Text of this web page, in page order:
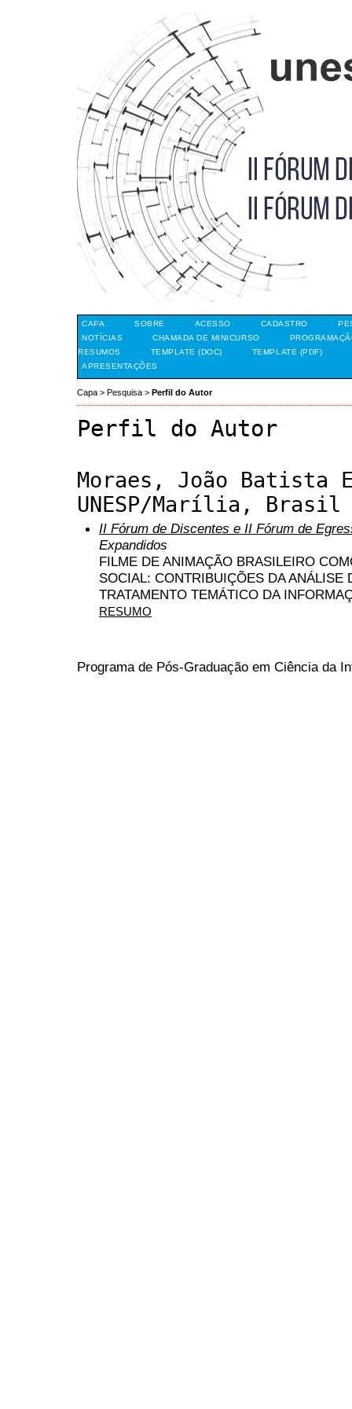
CAPA SOBRE ACESSO CADASTRO
NOTÍCIAS
CHAMADA DE MINICURSO
RESUMOS
TEMPLATE (DOC)
TEMPLATE (PDF)
APRESENTAÇÕES
Capa > Pesquisa > Perfil do Autor
Perfil do Autor
Moraes, João Batista
UNESP/Marília, Brasil
II Fórum de Discentes e II Fórum de
Expandidos
FILME DE ANIMAÇÃO BRASILEIRO
SOCIAL: CONTRIBUIÇÕES DA ANÁLISE
TRATAMENTO TEMÁTICO DA
RESUMO
Programa de Pós-Graduação em Ciência da